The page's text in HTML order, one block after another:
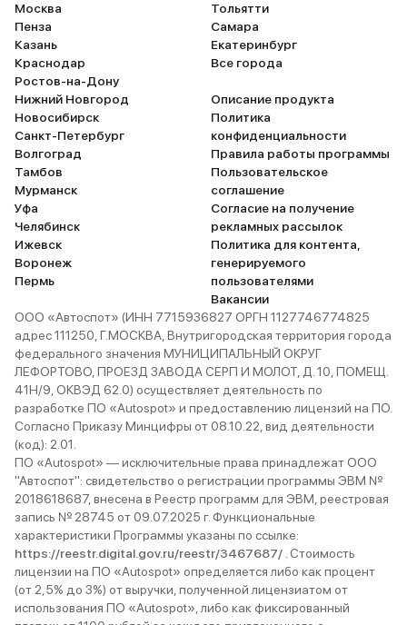
Москва
Пенза
Казань
Краснодар
Ростов-на-Дону
Нижний Новгород
Новосибирск
Санкт-Петербург
Волгоград
Тамбов
Мурманск
Уфа
Челябинск
Ижевск
Воронеж
Пермь
Тольятти
Самара
Екатеринбург
Все города
Описание продукта
Политика
конфиденциальности
Правила работы программы
Пользовательское
соглашение
Согласие на получение
рекламных рассылок
Политика для контента,
генерируемого
пользователями
Вакансии
ООО «Автоспот» (ИНН 7715936827 ОРГН 1127746774825
адрес 111250, Г.МОСКВА, Внутригородская территория города
федерального значения МУНИЦИПАЛЬНЫЙ ОКРУГ
ЛЕФОРТОВО, ПРОЕЗД ЗАВОДА СЕРП И МОЛОТ, Д. 10, ПОМЕЩ.
41Н/9, ОКВЭД 62.0) осуществляет деятельность по
разработке ПО «Autospot» и предоставлению лицензий на ПО.
Согласно Приказу Минцифры от 08.10.22, вид деятельности
(код): 2.01.
ПО «Autospot» — исключительные права принадлежат ООО
"Автоспот": свидетельство о регистрации программы ЭВМ №
2018618687, внесена в Реестр программ для ЭВМ, реестровая
запись № 28745 от 09.07.2025 г. Функциональные
характеристики Программы указаны по ссылке:
https://reestr.digital.gov.ru/reestr/3467687/ . Стоимость
лицензии на ПО «Autospot» определяется либо как процент
(от 2,5% до 3%) от выручки, полученной лицензиатом от
использования ПО «Autospot», либо как фиксированный